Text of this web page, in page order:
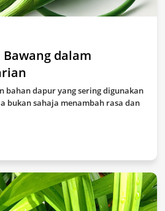
dalam
bahan dapur yang sering digunakan
bukan sahaja menambah rasa dan